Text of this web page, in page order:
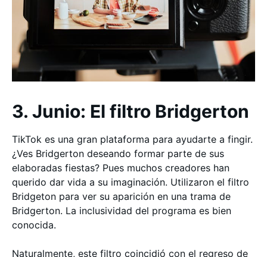
3. Junio: El filtro Bridgerton
TikTok es una gran plataforma para ayudarte a fingir.
¿Ves Bridgerton deseando formar parte de sus
elaboradas fiestas? Pues muchos creadores han
querido dar vida a su imaginación. Utilizaron el filtro
Bridgeton para ver su aparición en una trama de
Bridgerton. La inclusividad del programa es bien
conocida.
Naturalmente, este filtro coincidió con el regreso de